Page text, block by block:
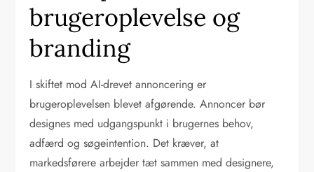
brugeroplevelse og
branding
I skiftet mod AI-drevet annoncering er
brugeroplevelsen blevet afgørende. Annoncer bør
designes med udgangspunkt i brugernes behov,
adfærd og søgeintention. Det kræver, at
markedsførere arbejder tæt sammen med designere,